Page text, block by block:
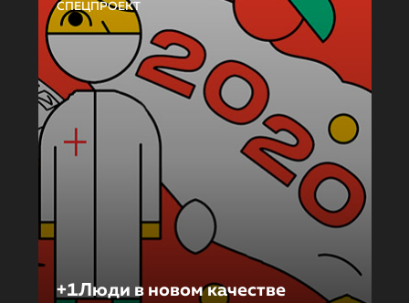
СПЕЦПРОЕКТ
+1Люди в новом качестве